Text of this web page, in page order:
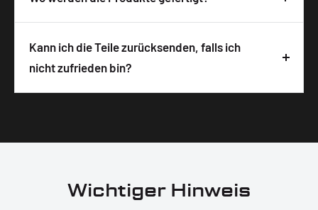
sichere und schnelle Lieferung zu gewährleisten.
Produktverpackung scannen. Die Hinweise
unterstützen dich dabei, die Teile sicher und
korrekt an deinem Motorrad zu installieren.
Alle IRON OPTICS Produkte werden in
Deutschland designt, entwickelt und hergestellt.
Wir legen großen Wert auf hochwertige
Kann ich die Teile zurücksenden, falls ich
nicht zufrieden bin?
Ja, du kannst die Teile innerhalb von 14 Tagen
Rücksendung findest du in unseren
Wichtiger Hinweis